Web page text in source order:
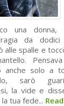
una donna,
da
alle spalle e
anche solo a
sarò
la vide e
tua fede...